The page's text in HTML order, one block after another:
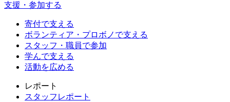
支援・参加する
寄付で支える
ボランティア・プロボノで支える
スタッフ・職員で参加
学んで支える
活動を広める
レポート
スタッフレポート